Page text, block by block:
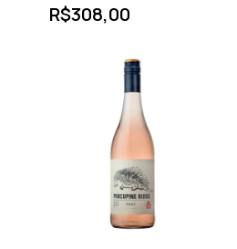
R$308,00